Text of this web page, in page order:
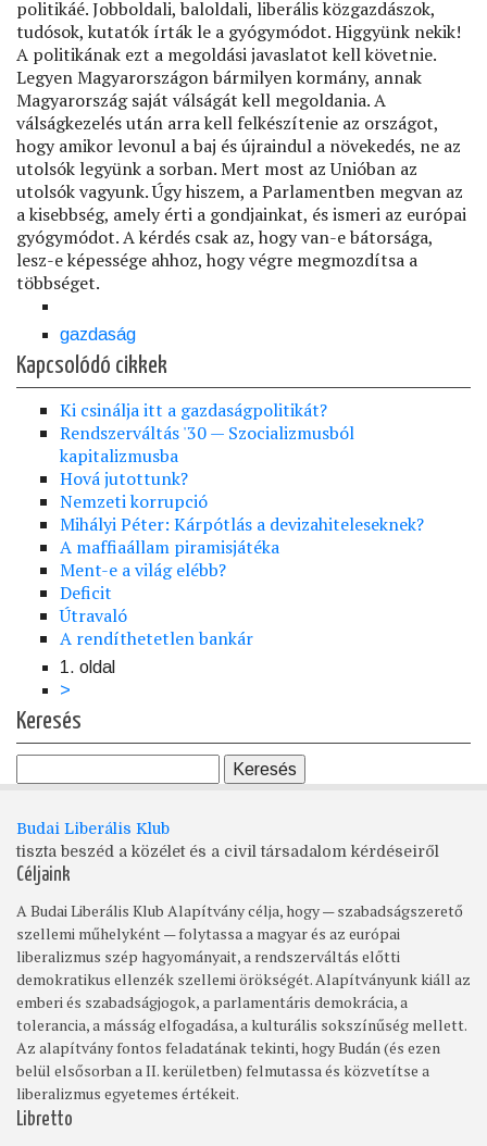
politikáé. Jobboldali, baloldali, liberális közgazdászok,
tudósok, kutatók írták le a gyógymódot. Higgyünk nekik!
A politikának ezt a megoldási javaslatot kell követnie.
Legyen Magyarországon bármilyen kormány, annak
Magyarország saját válságát kell megoldania. A
válságkezelés után arra kell felkészítenie az országot,
hogy amikor levonul a baj és újraindul a növekedés, ne az
utolsók legyünk a sorban. Mert most az Unióban az
utolsók vagyunk. Úgy hiszem, a Parlamentben megvan az
a kisebbség, amely érti a gondjainkat, és ismeri az európai
gyógymódot. A kérdés csak az, hogy van-e bátorsága,
lesz-e képessége ahhoz, hogy végre megmozdítsa a
többséget.
gazdaság
Kapcsolódó cikkek
Ki csinálja itt a gazdaságpolitikát?
Rendszerváltás '30 — Szocializmusból
kapitalizmusba
Hová jutottunk?
Nemzeti korrupció
Mihályi Péter: Kárpótlás a devizahiteleseknek?
A maffiaállam piramisjátéka
Ment-e a világ elébb?
Deficit
Útravaló
A rendíthetetlen bankár
Oldalszámozás
1. oldal
Következő
oldal
>
Keresés
Budai Liberális Klub
tiszta beszéd a közélet és a civil társadalom kérdéseiről
Céljaink
A Budai Liberális Klub Alapítvány célja, hogy — szabadságszerető
szellemi műhelyként — folytassa a magyar és az európai
liberalizmus szép hagyományait, a rendszerváltás előtti
demokratikus ellenzék szellemi örökségét. Alapítványunk kiáll az
emberi és szabadságjogok, a parlamentáris demokrácia, a
tolerancia, a másság elfogadása, a kulturális sokszínűség mellett.
Az alapítvány fontos feladatának tekinti, hogy Budán (és ezen
belül elsősorban a II. kerületben) felmutassa és közvetítse a
liberalizmus egyetemes értékeit.
Libretto